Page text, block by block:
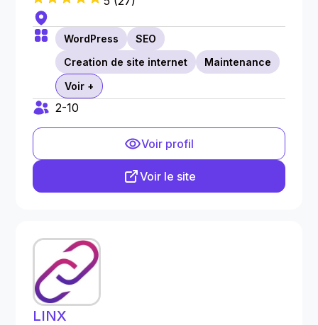
WordPress
SEO
Creation de site internet
Maintenance
Voir +
2-10
Voir profil
Voir le site
LINX